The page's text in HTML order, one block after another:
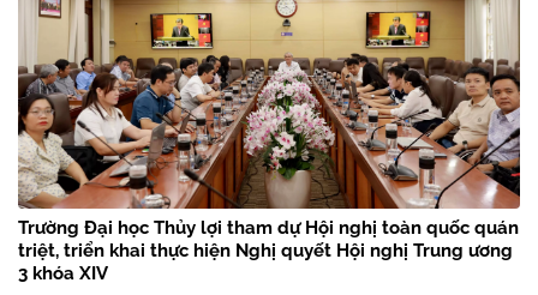
Trường Đại học Thủy lợi tham dự Hội nghị toàn quốc quán
triệt, triển khai thực hiện Nghị quyết Hội nghị Trung ương
3 khóa XIV